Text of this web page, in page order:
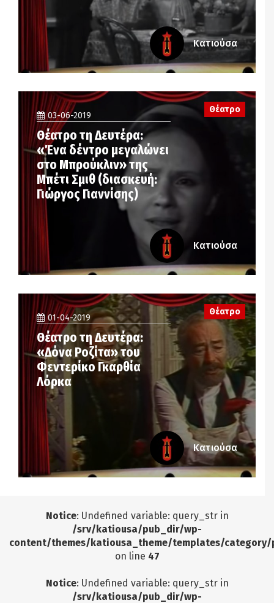
Κατιούσα
03-06-2019
Θέατρο τη Δευτέρα:
«Ένα δέντρο μεγαλώνει
στο Μπρούκλιν» της
Μπέτι Σμιθ (διασκευή:
Γιώργος Γιαννίσης)
Θέατρο
Κατιούσα
01-04-2019
Θέατρο τη Δευτέρα:
«Δόνα Ροζίτα» του
Φεντερίκο Γκαρθία
Λόρκα
Θέατρο
Κατιούσα
Notice: Undefined variable: query_str in
/srv/katiousa/pub_dir/wp-
content/themes/katiousa_theme/templates/
on line 47
Notice: Undefined variable: query_str in
/srv/katiousa/pub_dir/wp-